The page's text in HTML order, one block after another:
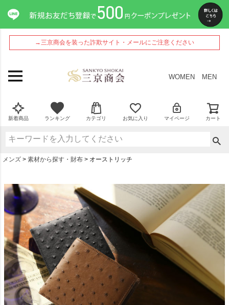
→三京商会を装った詐欺サイト・メールにご注意ください
WOMEN MEN
新着商品 ランキング カテゴリ お気に入り マイページ カート
メンズ 素材から探す・財布 オーストリッチ